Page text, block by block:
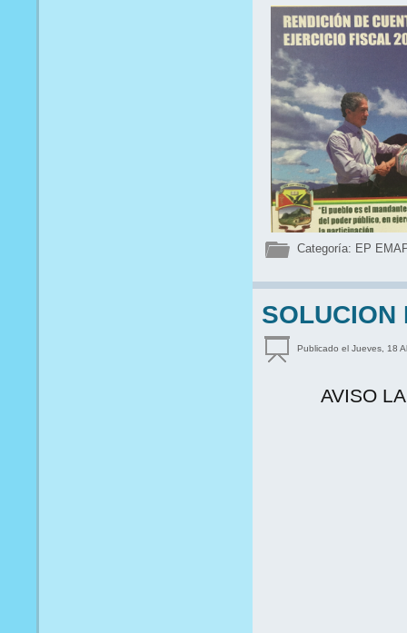
Categoría: EP
SOLUCION
Publicado el Jueves, 18
AVISO